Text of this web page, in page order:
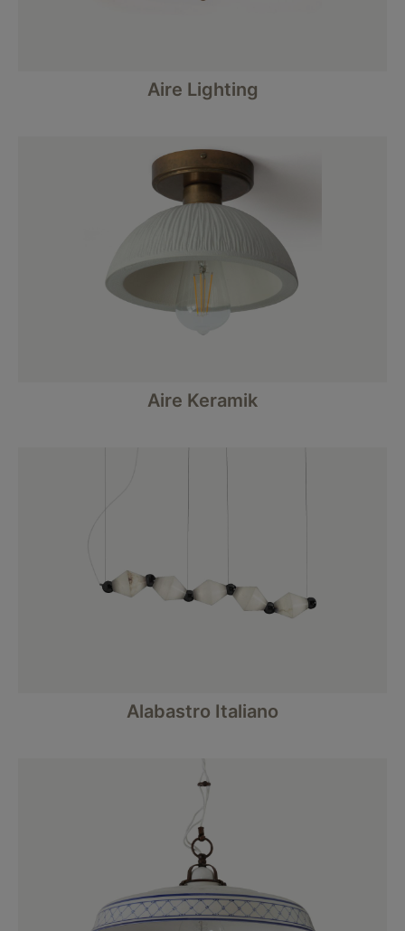
Aire Lighting
Aire Keramik
Alabastro Italiano